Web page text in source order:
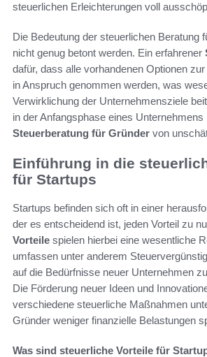
steuerlichen Erleichterungen voll
Die Bedeutung der steuerlichen Beratung
nicht genug betont werden. Ein erfahrener
dafür, dass alle vorhandenen Optionen
in Anspruch genommen werden, was
Verwirklichung der Unternehmensziele
in der Anfangsphase eines Unternehmens
Steuerberatung für Gründer von
Einführung in die
für Startups
Startups befinden sich oft in einer
der es entscheidend ist, jeden Vorteil zu
Vorteile spielen hierbei eine wesentliche
umfassen unter anderem
auf die Bedürfnisse neuer Unternehmen
Die Förderung neuer Ideen und
verschiedene steuerliche Maßnahmen
Gründer weniger finanzielle Belastungen
Was sind steuerliche Vorteile für